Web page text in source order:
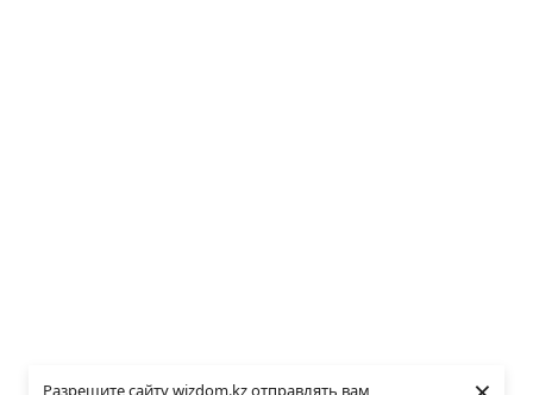
Разрешите сайту wizdom.kz отправлять вам